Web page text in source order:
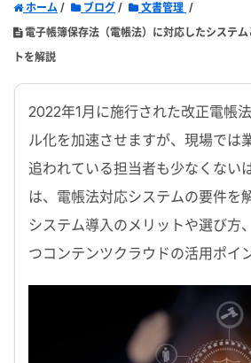
ホーム ブログ
文書管理
電子帳簿保存法（電帳法）に対応したシステ
トを解説
2022年1月に施行された改正電帳
ル化を加速させますが、現場では
追われている担当者も少なくない
は、電帳法対応システムの要件を
システム導入のメリットや選び方
つコンテンツクラウドの活用ポイ